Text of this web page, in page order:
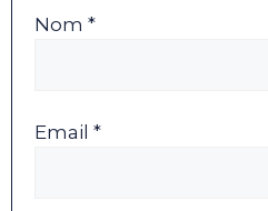
Nom *
Email *